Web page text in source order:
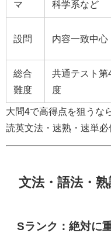
マ
科学系など
設問 内容一致中心
総合
難度
共通テスト第
度
大問4で高得点を狙うな
読英文法・速熟・速単必
文法・語法・
Sランク：絶対に